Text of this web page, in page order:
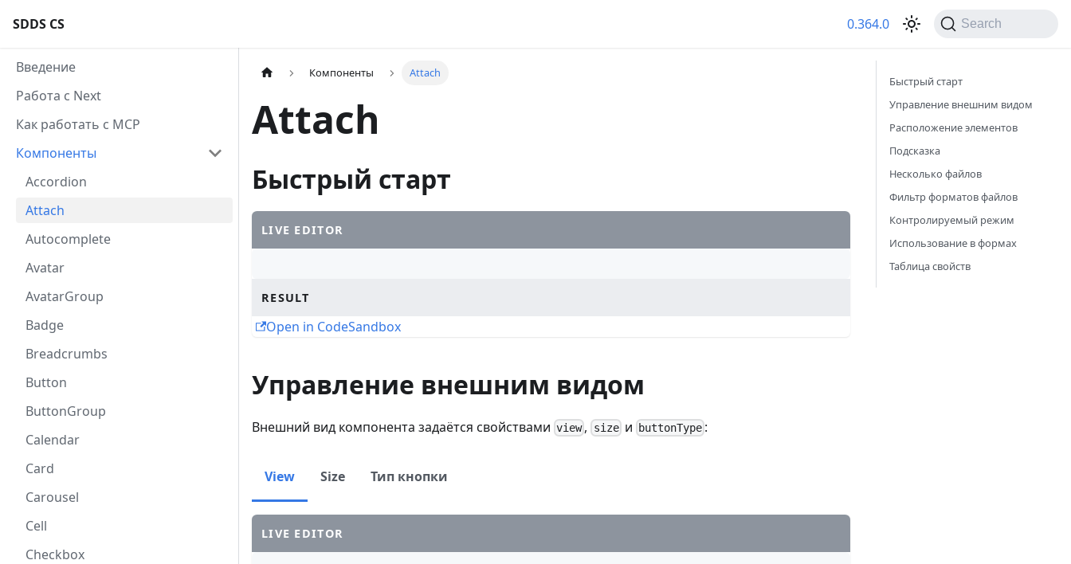
SDDS CS 0.364.0 Search
Введение
Работа с Next
Как работать с MCP
Компоненты
Accordion
Attach
Autocomplete
Avatar
AvatarGroup
Badge
Breadcrumbs
Button
ButtonGroup
Calendar
Card
Carousel
Cell
Checkbox
Компоненты Attach
Attach
Быстрый старт
LIVE EDITOR
RESULT
Open in CodeSandbox
Управление внешним видом
Внешний вид компонента задаётся свойствами view , sizeи buttonType :
View Size Тип кнопки
LIVE EDITOR
Быстрый старт
Управление внешним видом
Расположение элементов
Подсказка
Несколько файлов
Фильтр форматов файлов
Контролируемый режим
Использование в формах
Таблица свойств